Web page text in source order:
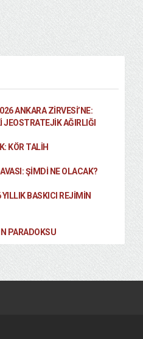
ANKARA ZIRVESI’NE:
JEOSTRATEJIK AĞIRLIĞI
KÖR TALIH
ŞİMDİ NE OLACAK?
YILLIK BASKICI REJIMIN
PARADOKSU